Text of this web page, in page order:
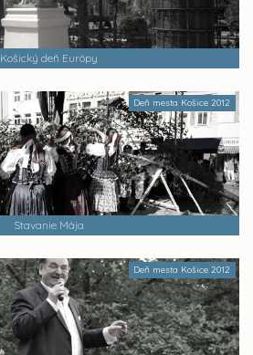
Košický deň Európy
Deň mesta Košice 2012
Stavanie Mája
Deň mesta Košice 2012